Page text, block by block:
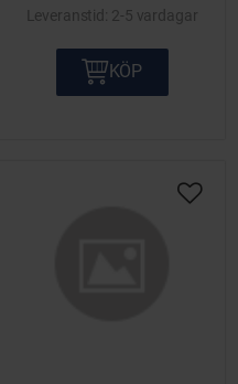
2-5 vardagar
KÖP
i önskelista Lägg